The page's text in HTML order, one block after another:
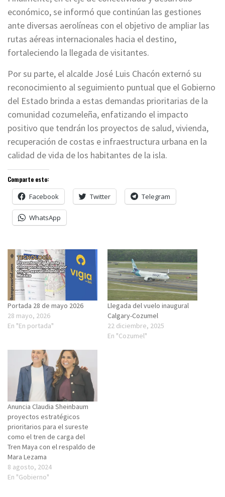
económico, se informó que continúan las gestiones
ante diversas aerolíneas con el objetivo de ampliar las
rutas aéreas internacionales hacia el destino,
fortaleciendo la llegada de visitantes.
Por su parte, el alcalde José Luis Chacón externó su
reconocimiento al seguimiento puntual que el Gobierno
del Estado brinda a estas demandas prioritarias de la
comunidad cozumeleña, enfatizando el impacto
positivo que tendrán los proyectos de salud, vivienda,
recuperación de costas e infraestructura urbana en la
calidad de vida de los habitantes de la isla.
Comparte esto:
Facebook Twitter Telegram
WhatsApp
Portada 28 de mayo 2026
28 mayo, 2026
En "En portada"
Llegada del vuelo inaugural
Calgary-Cozumel
22 diciembre, 2025
En "Cozumel"
Anuncia Claudia Sheinbaum
proyectos estratégicos
prioritarios para el sureste
como el tren de carga del
Tren Maya con el respaldo de
Mara Lezama
8 agosto, 2024
En "Gobierno"